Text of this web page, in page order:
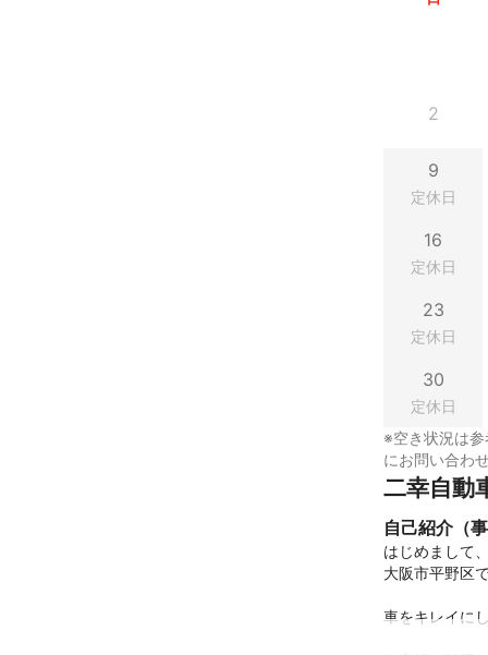
2
9
定休日
16
定休日
23
定休日
30
定休日
※空き状況は
にお問い合わ
二幸自動
自己紹介（
はじめまして
大阪市平野区
車をキレイに